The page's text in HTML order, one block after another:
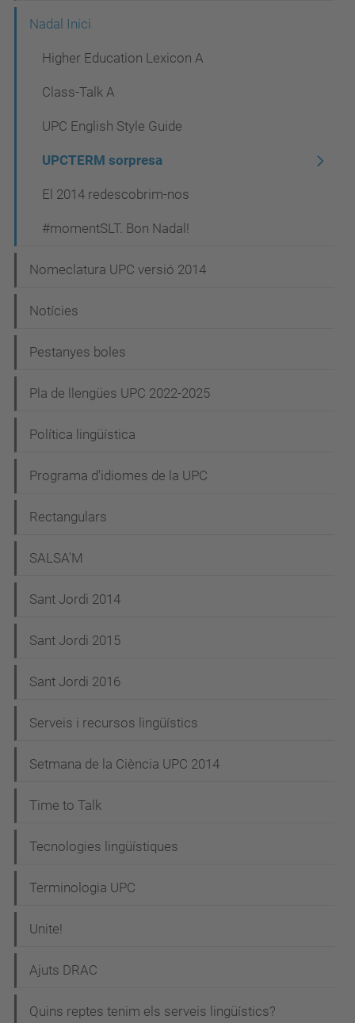
Nadal Inici
Higher Education Lexicon A
Class-Talk A
UPC English Style Guide
UPCTERM sorpresa
El 2014 redescobrim-nos
#momentSLT. Bon Nadal!
Nomeclatura UPC versió 2014
Notícies
Pestanyes boles
Pla de llengües UPC 2022-2025
Política lingüística
Programa d'idiomes de la UPC
Rectangulars
SALSA'M
Sant Jordi 2014
Sant Jordi 2015
Sant Jordi 2016
Serveis i recursos lingüístics
Setmana de la Ciència UPC 2014
Time to Talk
Tecnologies lingüístiques
Terminologia UPC
Unite!
Ajuts DRAC
Quins reptes tenim els serveis lingüístics?